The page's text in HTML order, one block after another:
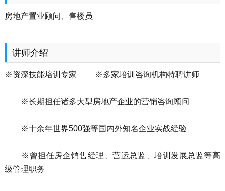
房地产置业顾问、售楼员
讲师介绍
※资深技能培训专家 ※多家培训咨询机构特聘讲师
※长期担任诸多大型房地产企业的营销咨询顾问
※十余年世界500强等国内外知名企业实战经验
※曾担任房企销售经理、营运总监、培训发展总监等高
级管理职务